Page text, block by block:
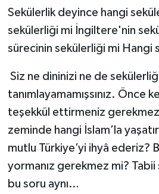
Sekülerlik deyince hangi
sekülerliği mi İngiltere'nin
sürecinin sekülerliği mi Hangi
Siz ne dininizi ne de
tanımlayamamışsınız. Önce
teşekkül ettirmeniz gerekmez
zeminde hangi İslam’la
mutlu Türkiye’yi ihyâ ederiz?
yormanız gerekmez mi?
bu soru aynı…